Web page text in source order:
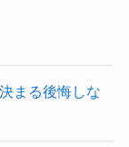
まる後悔しな